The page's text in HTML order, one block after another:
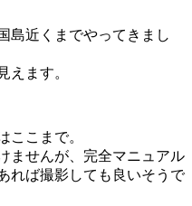
島近くまでやってきまし
えます。
ここまで。
ませんが、完全マニュアル
れば撮影しても良いそうで